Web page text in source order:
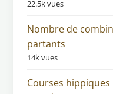
22.5k vues
Nombre de
partants
14k vues
Courses